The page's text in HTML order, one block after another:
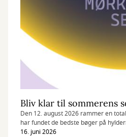
Bliv klar til sommerens
Den 12. august 2026 rammer en
har fundet de bedste bøger på
solen, månen og universet.
16. juni 2026